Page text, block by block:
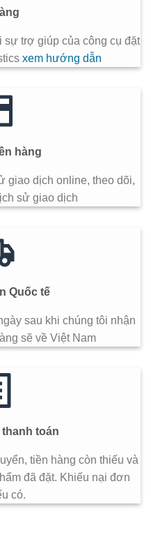
trợ giúp của công cụ đặt
xem hướng dẫn
hàng
giao dịch online, theo dõi,
sử giao dịch
Quốc tế
sau khi chúng tôi nhận
sẽ về Việt Nam
thanh toán
tiền hàng còn thiếu và
đã đặt. Khiếu nại đơn
có.